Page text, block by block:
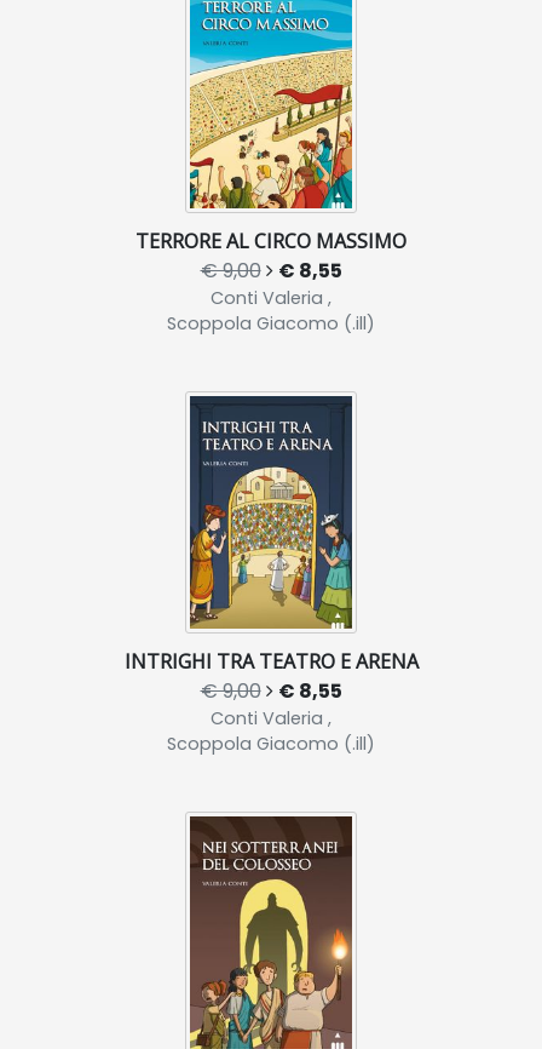
TERRORE AL CIRCO MASSIMO
€ 9,00 € 8,55
Conti Valeria ,
Scoppola Giacomo (.ill)
INTRIGHI TRA TEATRO E ARENA
€ 9,00 € 8,55
Conti Valeria ,
Scoppola Giacomo (.ill)